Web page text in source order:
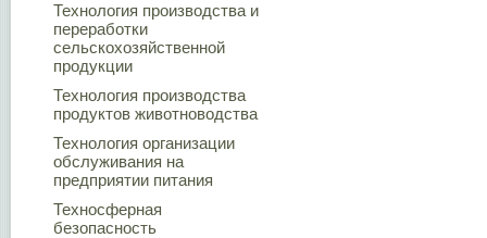
Технология производства и
переработки
сельскохозяйственной
продукции
Технология производства
продуктов животноводства
Технология организации
обслуживания на
предприятии питания
Техносферная
безопасность